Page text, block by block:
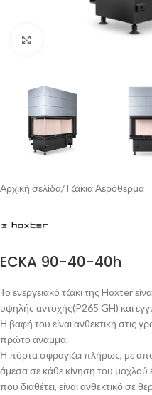
Αρχική σελίδα/Τζάκια Αερόθερμα
ECKA 90-40-40h
Το ενεργειακό τζάκι της Hoxter
υψηλής αντοχής(P265 GH) και
Η βαφή του είναι ανθεκτική στις
πρώτο άναμμα.
Η πόρτα σφραγίζει πλήρως, με
άμεσα σε κάθε κίνηση του μοχλού
που διαθέτει, είναι ανθεκτικό σε